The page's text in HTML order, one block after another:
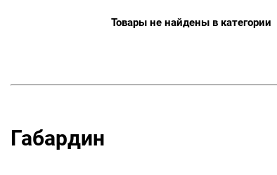
Товары не найдены в категории
Габардин